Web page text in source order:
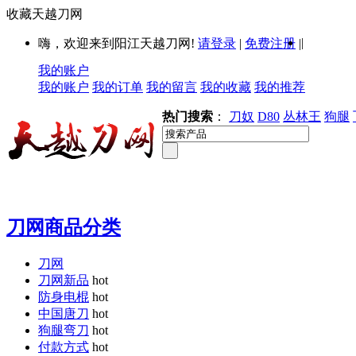
收藏天越刀网
嗨，欢迎来到阳江天越刀网! 请登录 | 免费注册 ||
我的账户
我的账户 我的订单 我的留言 我的收藏 我的推荐
热门搜索 ： 刀奴 D80 丛林王 狗腿
刀网商品分类
刀网
刀网新品 hot
防身电棍 hot
中国唐刀 hot
狗腿弯刀 hot
付款方式 hot